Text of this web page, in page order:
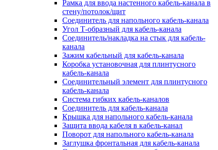
Рамка для ввода настенного кабель-канала в
стену/потолок/щит
Соединитель для напольного кабель-канала
Угол Т-образный для кабель-канала
Соединитель/накладка на стык для кабель-
канала
Зажим кабельный для кабель-канала
Коробка установочная для плинтусного
кабель-канала
Соединительный элемент для плинтусного
кабель-канала
Система гибких кабель-каналов
Соединитель для кабель-канала
Крышка для напольного кабель-канала
Защита ввода кабеля в кабель-канал
Поворот для напольного кабель-канала
Заглушка фронтальная для кабель-канала